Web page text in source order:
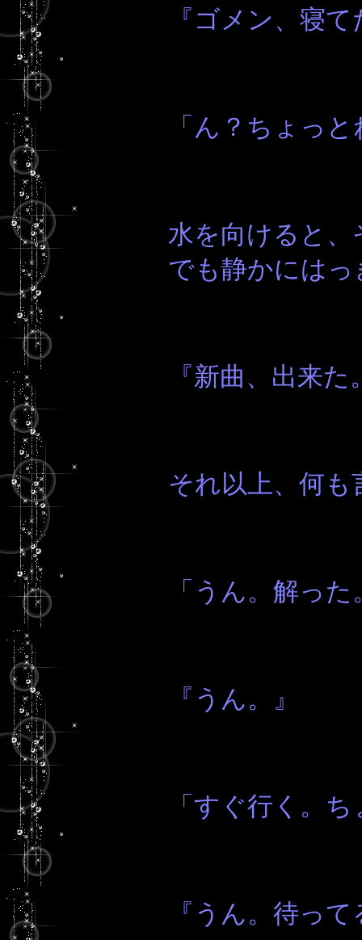
『ゴメン、寝
「ん？ちょっ
水を向けると
でも静かには
『新曲、出来た
それ以上、何
「うん。解っ
『うん。』
「すぐ行く。
『うん。待っ